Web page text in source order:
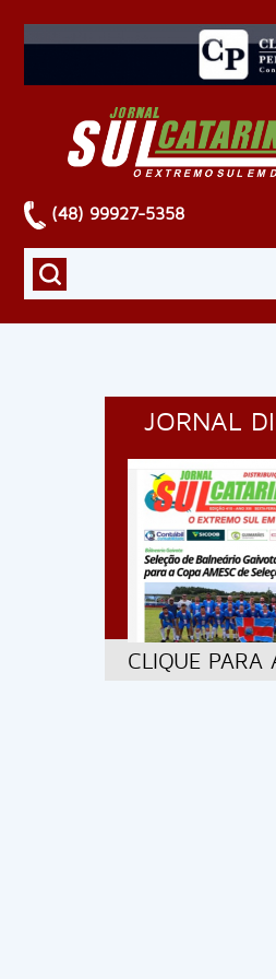
(48) 99927-5358
JORNAL
CLIQUE PARA